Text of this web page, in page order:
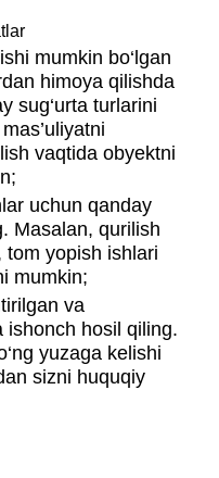
mumkin bo‘lgan
himoya qilishda
sug‘urta turlarini
vaqtida obyektni
uchun qanday
Masalan, qurilish
tom yopish ishlari
mumkin;
va
ishonch hosil qiling.
yuzaga kelishi
sizni huquqiy